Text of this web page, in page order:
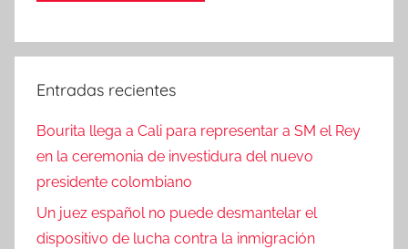
Entradas recientes
Bourita llega a Cali para representar a SM el Rey
en la ceremonia de investidura del nuevo
presidente colombiano
Un juez español no puede desmantelar el
dispositivo de lucha contra la inmigración